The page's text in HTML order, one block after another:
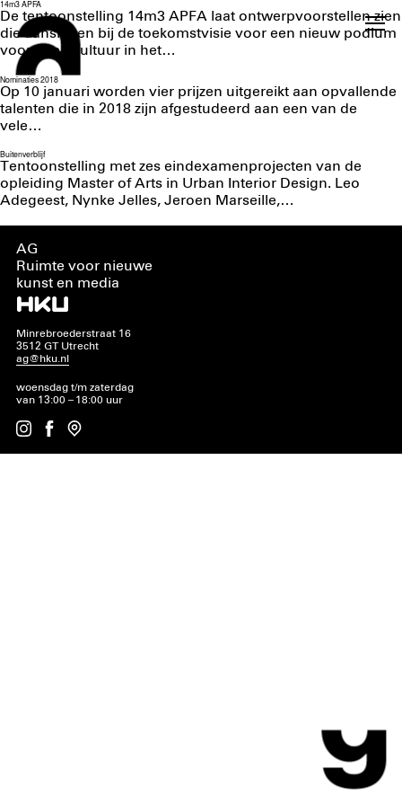
14m3 APFA
De tentoonstelling 14m3 APFA laat ontwerpvoorstellen zien
die aansluiten bij de toekomstvisie voor een nieuw podium
voor beeldcultuur in het…
Nominaties 2018
Op 10 januari worden vier prijzen uitgereikt aan opvallende
talenten die in 2018 zijn afgestudeerd aan een van de
vele…
Buitenverblijf
Tentoonstelling met zes eindexamenprojecten van de
opleiding Master of Arts in Urban Interior Design. Leo
Adegeest, Nynke Jelles, Jeroen Marseille,…
AG
Ruimte voor nieuwe
kunst en media
Minrebroederstraat 16
3512 GT Utrecht
ag@hku.nl
woensdag t/m zaterdag
van 13:00 – 18:00 uur